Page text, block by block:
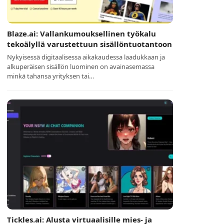
Blaze.ai: Vallankumouksellinen työkalu
tekoälyllä varustettuun sisällöntuotantoon
Nykyisessä digitaalisessa aikakaudessa laadukkaan ja
alkuperäisen sisällön luominen on avainasemassa
minkä tahansa yrityksen tai…
Tickles.ai: Alusta virtuaalisille mies- ja